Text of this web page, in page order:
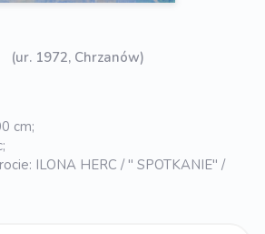
(ur. 1972, Chrzanów)
cm;
ILONA HERC / " SPOTKANIE" /